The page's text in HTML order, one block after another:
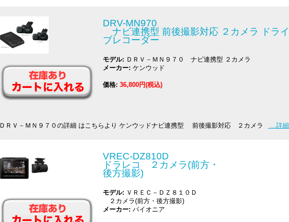
DRV-MN970
ナビ連携型 前後撮影対応 ２カメラ ドライ
ブレコーダー
モデル: ＤＲＶ－ＭＮ９７０ ナビ連携型 ２カメラ
メーカー: ケンウッド
価格: 36,800円(税込)
ＤＲＶ－ＭＮ９７０の詳細 はこちらより ケンウッドナビ連携型 前後撮影対応 ２カメラ ...詳細
VREC-DZ810D
ドラレコ ２カメラ(前方・
後方撮影)
モデル: ＶＲＥＣ－ＤＺ８１０Ｄ
２カメラ(前方・後方撮影)
メーカー: パイオニア